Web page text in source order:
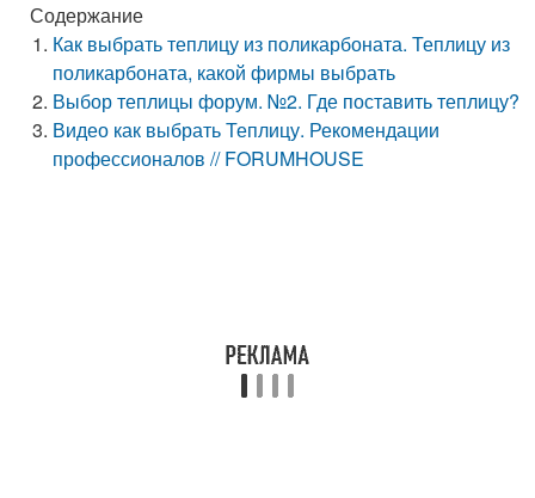
Содержание
Как выбрать теплицу из поликарбоната. Теплицу из
поликарбоната, какой фирмы выбрать
Выбор теплицы форум. №2. Где поставить теплицу?
Видео как выбрать Теплицу. Рекомендации
профессионалов // FORUMHOUSE